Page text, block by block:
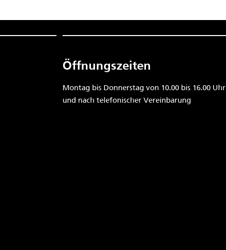
Öffnungszeiten
Montag bis Donnerstag von 10.00 bis 16.00 Uhr
und nach telefonischer Vereinbarung